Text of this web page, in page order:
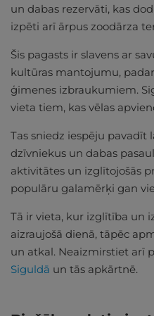
un dabas rezervāti, kas
izpēti arī ārpus zoodārza
Šis pagasts ir slavens ar
kultūras mantojumu,
ģimenes izbraukumiem.
vieta tiem, kas vēlas
Tas sniedz iespēju pavadīt
dzīvniekus un dabas
aktivitātes un izglītojošās
populāru galamērķi gan
Tā ir vieta, kur izglītība un
aizraujošā dienā, tāpēc
un atkal. Neaizmirstiet arī
Siguldā un tās apkārtnē.